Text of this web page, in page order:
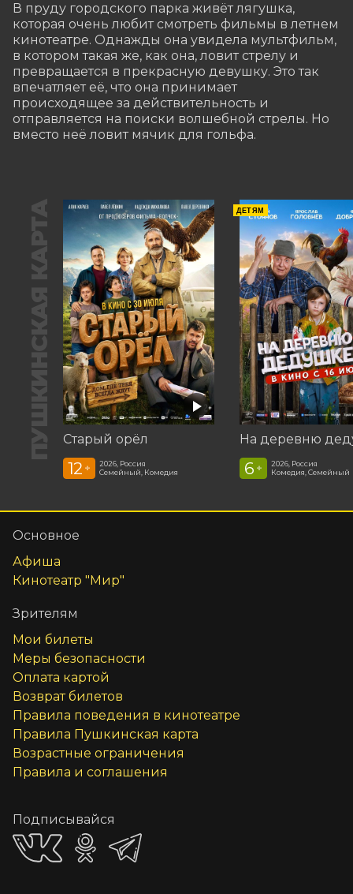
В пруду городского парка живёт лягушка,
которая очень любит смотреть фильмы в летнем
кинотеатре. Однажды она увидела мультфильм,
в котором такая же, как она, ловит стрелу и
превращается в прекрасную девушку. Это так
впечатляет её, что она принимает
происходящее за действительность и
отправляется на поиски волшебной стрелы. Но
вместо неё ловит мячик для гольфа.
ПУШКИНСКАЯ КАРТА Старый орёл
12 +
2026, Россия
Семейный, Комедия
ДЕТЯМ
6 +
2026, Россия
Комедия, Семейный
Основное
Афиша
Кинотеатр "Мир"
Зрителям
Мои билеты
Меры безопасности
Оплата картой
Возврат билетов
Правила поведения в кинотеатре
Правила Пушкинская карта
Возрастные ограничения
Правила и соглашения
Подписывайся